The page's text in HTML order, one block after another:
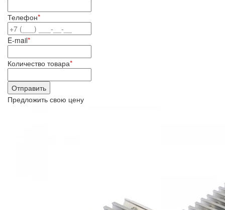
Телефон*
E-mail*
Количество товара*
Предложить свою цену